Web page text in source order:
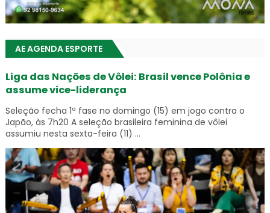
AE AGENDA ESPORTE
Liga das Nações de Vôlei: Brasil vence Polônia e
assume vice-liderança
Seleção fecha 1ª fase no domingo (15) em jogo contra o
Japão, às 7h20 A seleção brasileira feminina de vôlei
assumiu nesta sexta-feira (11) ...